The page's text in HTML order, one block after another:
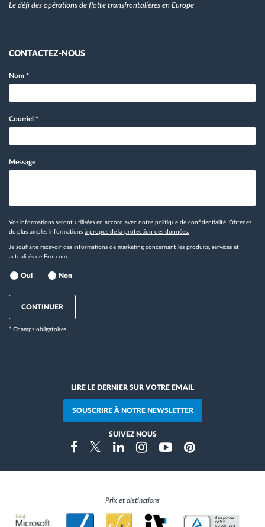
Le défi des opérations de flotte transfrontalières en Europe
CONTACTEZ-NOUS
Nom *
Courriel *
Message
Vos informations seront utilisées en accord avec notre politique de confidentialité . Obtenez
de plus amples informations à propos de la protection des données.
Je souhaite recevoir des informations de marketing concernant les produits, services et
actualités de Frotcom.
Oui Non
CONTINUER
* Champs obligatoires.
LIRE LE DERNIER SUR VOTRE EMAIL
SOUSCRIRE À NOTRE NEWSLETTER
SUIVEZ NOUS
FacebookTwitterLinkedinInstragramYoutubePinterest
Prix et distinctions